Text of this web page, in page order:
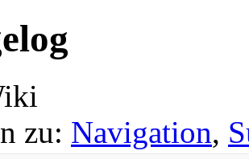
zu: Navigation,